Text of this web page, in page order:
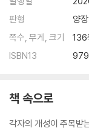
판형
양장
쪽수, 무게, 크기
ISBN13
책 속으로
각자의 개성이 주목받